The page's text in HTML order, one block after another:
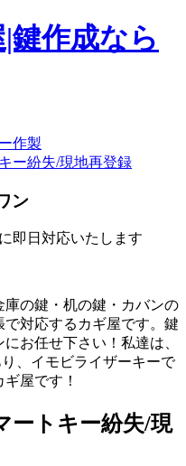
作製
ー紛失/現地再登録
ン
の鍵・机の鍵・カバンの
対応するカギ屋です。鍵
お任せ下さい！私達は、
、イモビライザーキーで
屋です！
トキー紛失/現